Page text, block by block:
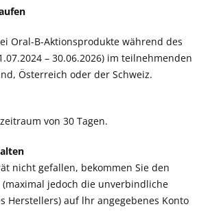
Oral-B-Aktionsprodukte während des
– 30.06.2026) im teilnehmenden
Österreich oder der Schweiz.
von 30 Tagen.
nicht gefallen, bekommen Sie den
jedoch die unverbindliche
Herstellers) auf lhr angegebenes Konto